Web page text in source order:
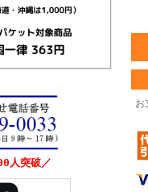
人突破／
お